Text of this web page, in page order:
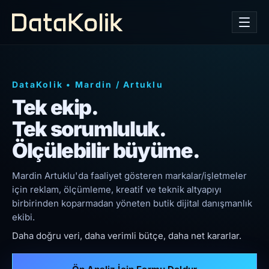
DataKolik • Mardin /Artuklu
Tek ekip.
Tek sorumluluk.
Ölçülebilir büyüme.
Mardin Artuklu'da faaliyet gösteren markalar/işletmeler
için reklam, ölçümleme, kreatif ve teknik altyapıyı
birbirinden koparmadan yöneten butik dijital danışmanlık
ekibi.
Daha doğru veri, daha verimli bütçe, daha net kararlar.